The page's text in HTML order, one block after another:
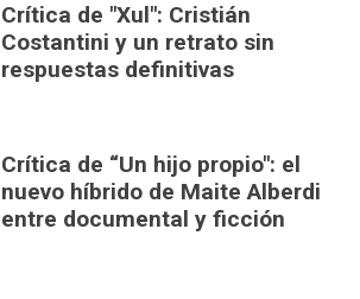
Crítica de "Xul": Cristián
Costantini y un retrato sin
respuestas definitivas
Crítica de “Un hijo propio": el
nuevo híbrido de Maite Alberdi
entre documental y ficción